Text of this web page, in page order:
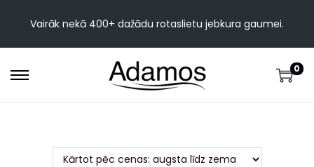
Vairāk nekā 400+ dažādu rotaslietu jebkura gaumei.
0